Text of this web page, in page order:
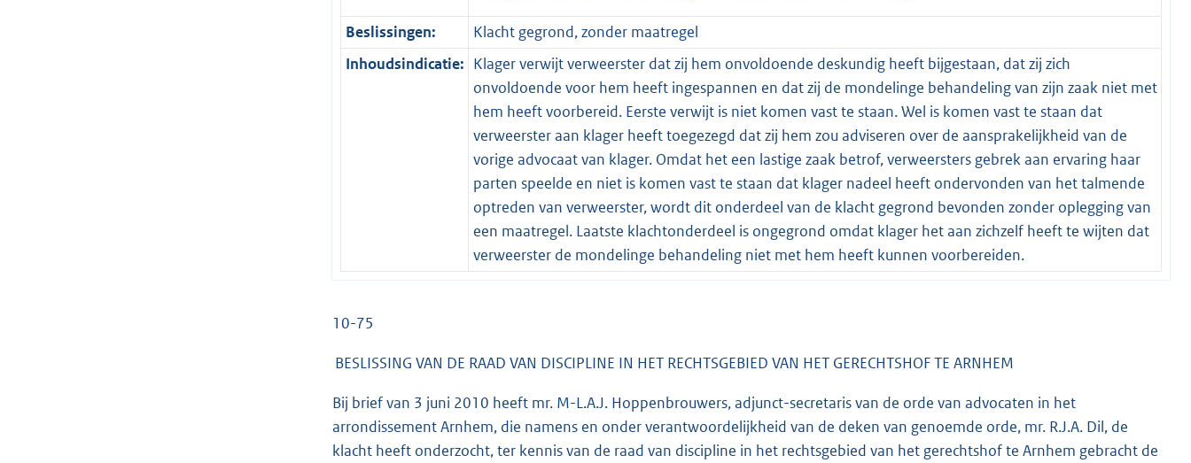
Beslissingen:
Klacht gegrond, zonder maatregel
Inhoudsindicatie: Klager verwijt verweerster dat zij hem onvoldoende deskundig heeft bijgestaan, dat zij zich
onvoldoende voor hem heeft ingespannen en dat zij de mondelinge behandeling van zijn zaak niet met
hem heeft voorbereid. Eerste verwijt is niet komen vast te staan. Wel is komen vast te staan dat
verweerster aan klager heeft toegezegd dat zij hem zou adviseren over de aansprakelijkheid van de
vorige advocaat van klager. Omdat het een lastige zaak betrof, verweersters gebrek aan ervaring haar
parten speelde en niet is komen vast te staan dat klager nadeel heeft ondervonden van het talmende
optreden van verweerster, wordt dit onderdeel van de klacht gegrond bevonden zonder oplegging van
een maatregel. Laatste klachtonderdeel is ongegrond omdat klager het aan zichzelf heeft te wijten dat
verweerster de mondelinge behandeling niet met hem heeft kunnen voorbereiden.
10-75
BESLISSING VAN DE RAAD VAN DISCIPLINE IN HET RECHTSGEBIED VAN HET GERECHTSHOF TE ARNHEM
Bij brief van 3 juni 2010 heeft mr. M-L.A.J. Hoppenbrouwers, adjunct-secretaris van de orde van advocaten in het
arrondissement Arnhem, die namens en onder verantwoordelijkheid van de deken van genoemde orde, mr. R.J.A. Dil, de
klacht heeft onderzocht, ter kennis van de raad van discipline in het rechtsgebied van het gerechtshof te Arnhem gebracht de